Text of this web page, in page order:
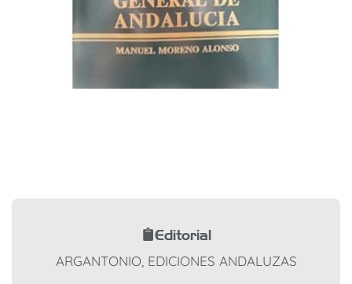
Editorial
ARGANTONIO, EDICIONES ANDALUZAS